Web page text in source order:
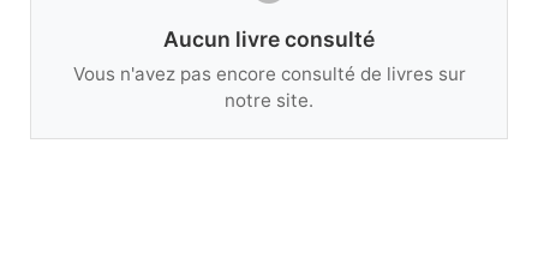
Aucun livre consulté
Vous n'avez pas encore consulté de livres sur
notre site.